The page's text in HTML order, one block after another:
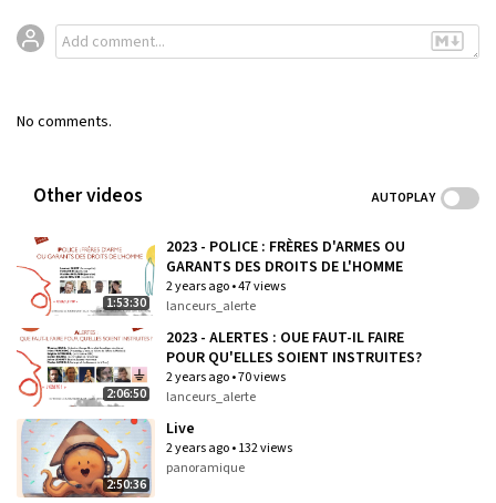
No comments.
Other videos AUTOPLAY
1:53:30
2023 - POLICE : FRÈRES D'ARMES OU
GARANTS DES DROITS DE L'HOMME
2 years ago•47 views
lanceurs_alerte
2:06:50
2023 - ALERTES : OUE FAUT-IL FAIRE
POUR QU'ELLES SOIENT INSTRUITES?
2 years ago•70 views
lanceurs_alerte
2:50:36
Live
2 years ago•132 views
panoramique